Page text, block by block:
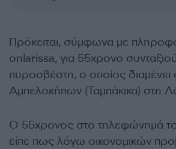
Πρόκειται, σύμφωνα με
onlarissa, για 55χρονο
πυροσβέστη, ο οποίος διαμένει
Αμπελοκήπων (Ταμπάκικα) στη
Ο 55χρονος στο τηλεφώνημά
είπε πως λόγω οικονομικών